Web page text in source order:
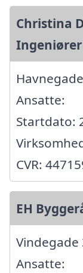
Christina
Ingeniører
Ansatte:
Startdato:
CVR:
EH
Vindegade
Ansatte: